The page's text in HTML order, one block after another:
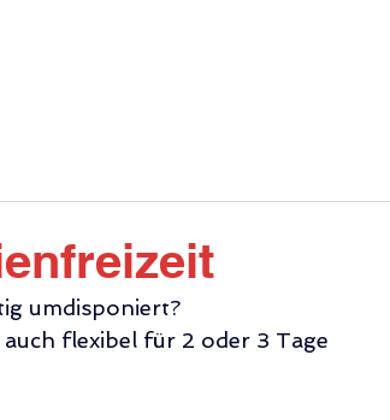
umdisponiert?
flexibel für 2 oder 3 Tage